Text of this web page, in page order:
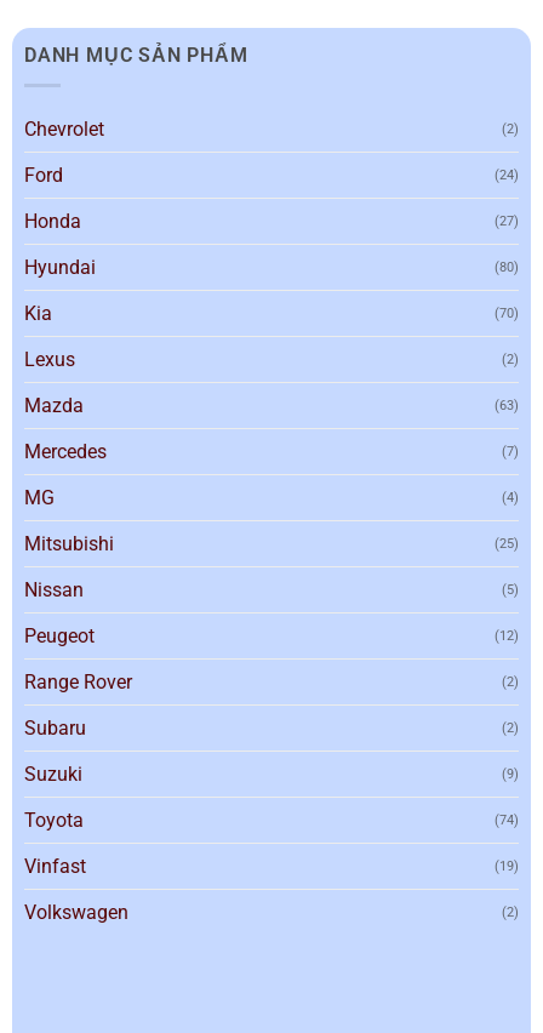
DANH MỤC SẢN PHẨM
Chevrolet (2)
Ford (24)
Honda (27)
Hyundai (80)
Kia (70)
Lexus (2)
Mazda (63)
Mercedes (7)
MG (4)
Mitsubishi (25)
Nissan (5)
Peugeot (12)
Range Rover (2)
Subaru (2)
Suzuki (9)
Toyota (74)
Vinfast (19)
Volkswagen (2)